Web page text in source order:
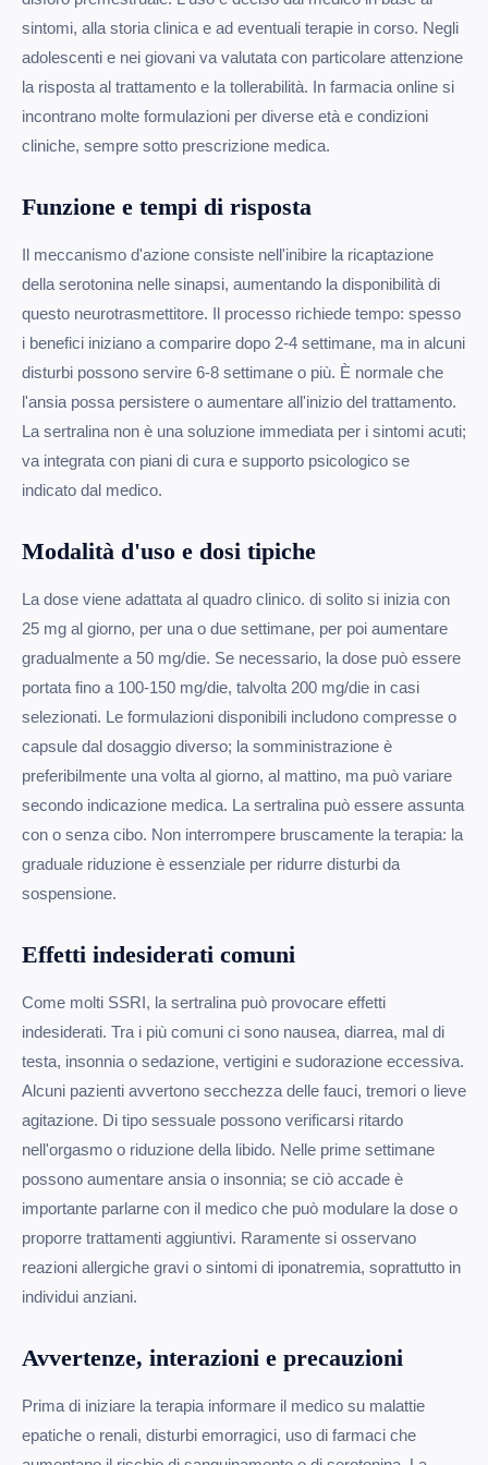
sintomi, alla storia clinica e ad eventuali terapie in corso. Negli
adolescenti e nei giovani va valutata con particolare attenzione
la risposta al trattamento e la tollerabilità. In farmacia online si
incontrano molte formulazioni per diverse età e condizioni
cliniche, sempre sotto prescrizione medica.
Funzione e tempi di risposta
Il meccanismo d'azione consiste nell'inibire la ricaptazione
della serotonina nelle sinapsi, aumentando la disponibilità di
questo neurotrasmettitore. Il processo richiede tempo: spesso
i benefici iniziano a comparire dopo 2-4 settimane, ma in alcuni
disturbi possono servire 6-8 settimane o più. È normale che
l'ansia possa persistere o aumentare all'inizio del trattamento.
La sertralina non è una soluzione immediata per i sintomi acuti;
va integrata con piani di cura e supporto psicologico se
indicato dal medico.
Modalità d'uso e dosi tipiche
La dose viene adattata al quadro clinico. di solito si inizia con
25 mg al giorno, per una o due settimane, per poi aumentare
gradualmente a 50 mg/die. Se necessario, la dose può essere
portata fino a 100-150 mg/die, talvolta 200 mg/die in casi
selezionati. Le formulazioni disponibili includono compresse o
capsule dal dosaggio diverso; la somministrazione è
preferibilmente una volta al giorno, al mattino, ma può variare
secondo indicazione medica. La sertralina può essere assunta
con o senza cibo. Non interrompere bruscamente la terapia: la
graduale riduzione è essenziale per ridurre disturbi da
sospensione.
Effetti indesiderati comuni
Come molti SSRI, la sertralina può provocare effetti
indesiderati. Tra i più comuni ci sono nausea, diarrea, mal di
testa, insonnia o sedazione, vertigini e sudorazione eccessiva.
Alcuni pazienti avvertono secchezza delle fauci, tremori o lieve
agitazione. Di tipo sessuale possono verificarsi ritardo
nell'orgasmo o riduzione della libido. Nelle prime settimane
possono aumentare ansia o insonnia; se ciò accade è
importante parlarne con il medico che può modulare la dose o
proporre trattamenti aggiuntivi. Raramente si osservano
reazioni allergiche gravi o sintomi di iponatremia, soprattutto in
individui anziani.
Avvertenze, interazioni e precauzioni
Prima di iniziare la terapia informare il medico su malattie
epatiche o renali, disturbi emorragici, uso di farmaci che